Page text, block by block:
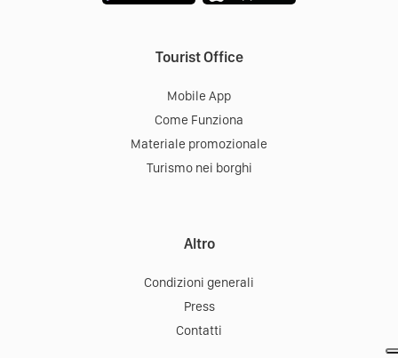
Tourist Office
Mobile App
Come Funziona
Materiale promozionale
Turismo nei borghi
Altro
Condizioni generali
Press
Contatti